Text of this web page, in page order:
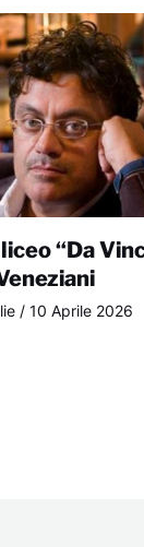
“Da
/ 10 Aprile 2026